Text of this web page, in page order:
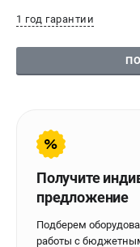
СЕРВИС
Политика обработки
ИНФОРМАЦИЯ
О компании
О бренде
Юридическим лицам
1 год гарантии
Получите
предложение
Подберем
работы с